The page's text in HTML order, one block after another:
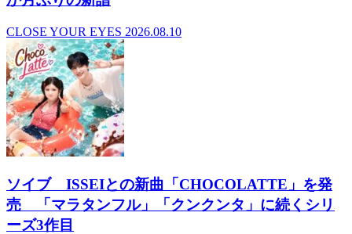
CLOSE YOUR EYES 2026.08.10
ソイブ ISSEIとの新曲「CHOCOLATTE」を発
売 「マラタンフル」「クンクンタ」に続くシリ
ーズ3作目